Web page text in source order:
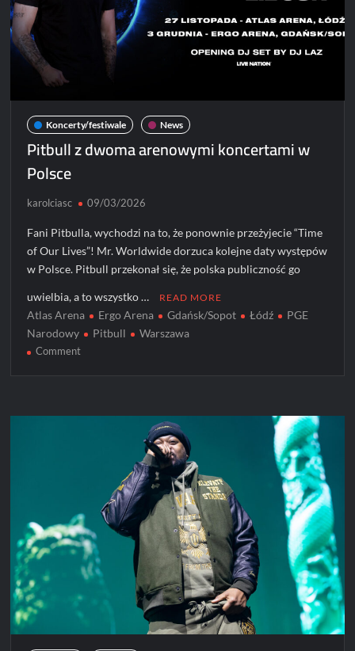
Koncerty/festiwale News
Pitbull z dwoma arenowymi koncertami w
Polsce
karolciasc 09/03/2026
Fani Pitbulla, wychodzi na to, że ponownie przeżyjecie “Time
of Our Lives”! Mr. Worldwide dorzuca kolejne daty występów
w Polsce. Pitbull przekonał się, że polska publiczność go
uwielbia, a to wszystko … READ MORE
Atlas Arena Ergo Arena Gdańsk/Sopot Łódź
PGE
Narodowy
Pitbull Warszawa
Commenton
arenowymi